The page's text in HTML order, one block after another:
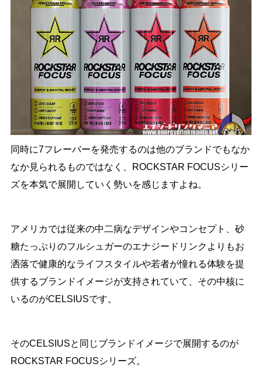
同時に7フレーバーを発売するのは他のブランドでもなか
なか見られるものではなく、ROCKSTAR FOCUSシリー
ズを本気で展開していく勢いを感じますよね。
アメリカでは従来の中二病なデザインやコンセプト、砂
糖たっぷりのフルシュガーのエナジードリンクよりもお
洒落で健康的なライフスタイルや若者が憧れる体験を提
供するブランドイメージが支持されていて、その中核に
いるのがCELSIUSです。
そのCELSIUSと同じブランドイメージで展開するのが
ROCKSTAR FOCUSシリーズ。